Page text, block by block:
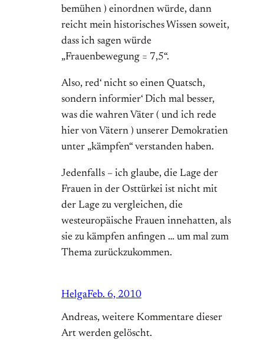
bemühen ) einordnen würde, dann
reicht mein historisches Wissen soweit,
dass ich sagen würde
„Frauenbewegung = 7,5“.
Also, red‘ nicht so einen Quatsch,
sondern informier‘ Dich mal besser,
was die wahren Väter ( und ich rede
hier von Vätern ) unserer Demokratien
unter „kämpfen“ verstanden haben.
Jedenfalls – ich glaube, die Lage der
Frauen in der Osttürkei ist nicht mit
der Lage zu vergleichen, die
westeuropäische Frauen innehatten, als
sie zu kämpfen anfingen … um mal zum
Thema zurückzukommen.
HelgaFeb. 6, 2010
Andreas, weitere Kommentare dieser
Art werden gelöscht.